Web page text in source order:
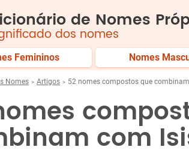
de Nomes
dos nomes
Femininos Nomes
Nomes Artigos 52 nomes compostos que
com